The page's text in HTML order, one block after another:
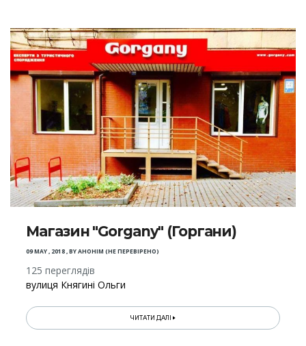
Магазин "Gorgany" (Горгани)
09 MAY , 2018,BYАНОНІМ (НЕ ПЕРЕВІРЕНО)
125 переглядів
вулиця Княгині Ольги
ЧИТАТИ ДАЛІ